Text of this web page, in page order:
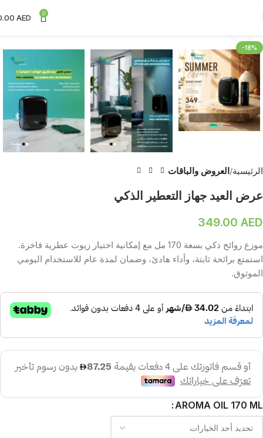
0
AED
-18%
الرئيسية العروض والباقات
عرض العيد جهاز التعطير الذكي
349.00 AED
موزع روائح ذكي بسعة 170 مل مع إمكانية اختيار زيوت عطرية فاخرة.
استمتع برائحة ثابتة، وأداء هادئ، وضمان لمدة عام للاستخدام اليومي
الموثوق.
AROMA OIL 170 ML